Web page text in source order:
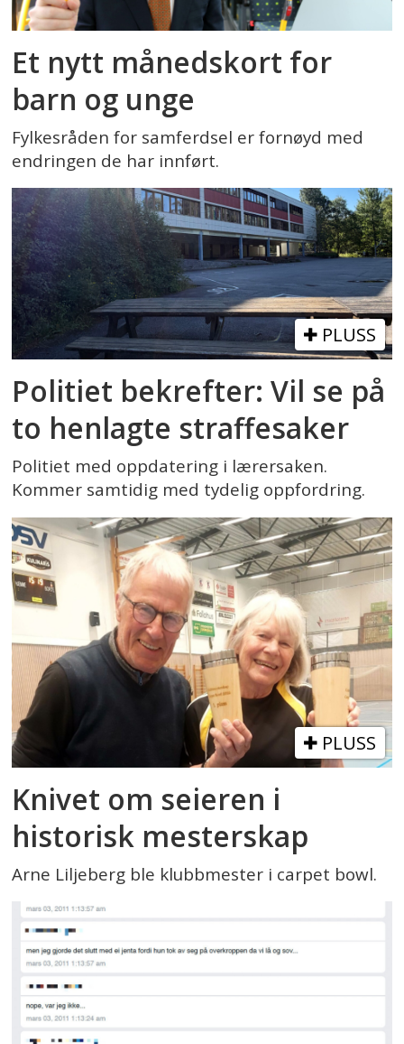
Et nytt månedskort for
barn og unge
Fylkesråden for samferdsel er fornøyd med
endringen de har innført.
PLUSS
Politiet bekrefter: Vil se på
to henlagte straffesaker
Politiet med oppdatering i lærersaken.
Kommer samtidig med tydelig oppfordring.
PLUSS
Knivet om seieren i
historisk mesterskap
Arne Liljeberg ble klubbmester i carpet bowl.